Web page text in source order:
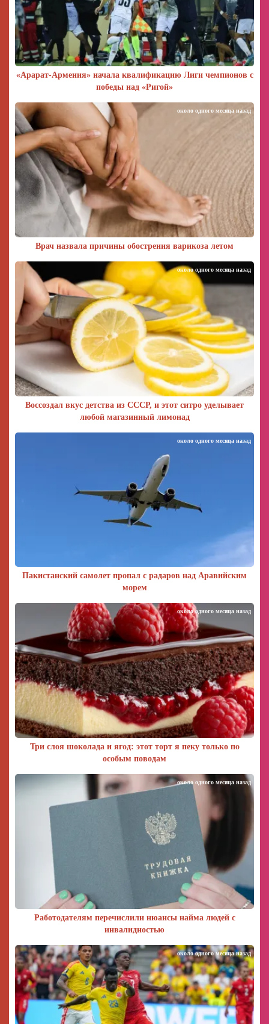
«Арарат‑Армения» начала квалификацию Лиги чемпионов с
победы над «Ригой»
Врач назвала причины обострения варикоза летом
около одного месяца назад
Воссоздал вкус детства из СССР, и этот ситро уделывает
любой магазинный лимонад
около одного месяца назад
Пакистанский самолет пропал с радаров над Аравийским
морем
около одного месяца назад
Три слоя шоколада и ягод: этот торт я пеку только по
особым поводам
около одного месяца назад
Работодателям перечислили нюансы найма людей с
инвалидностью
около одного месяца назад
около одного месяца назад